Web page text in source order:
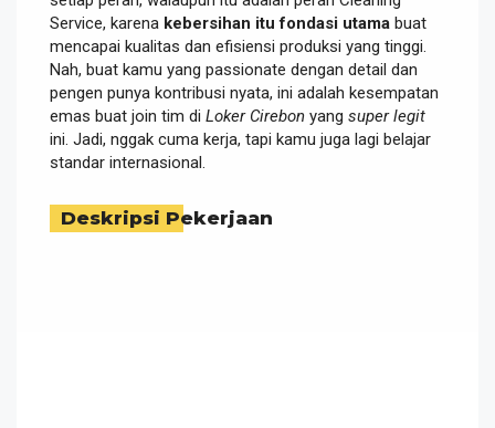
Service, karena kebersihan itu fondasi utama buat
mencapai kualitas dan efisiensi produksi yang tinggi.
Nah, buat kamu yang passionate dengan detail dan
pengen punya kontribusi nyata, ini adalah kesempatan
emas buat join tim di Loker Cirebon yang super legit
ini. Jadi, nggak cuma kerja, tapi kamu juga lagi belajar
standar internasional.
Deskripsi Pekerjaan